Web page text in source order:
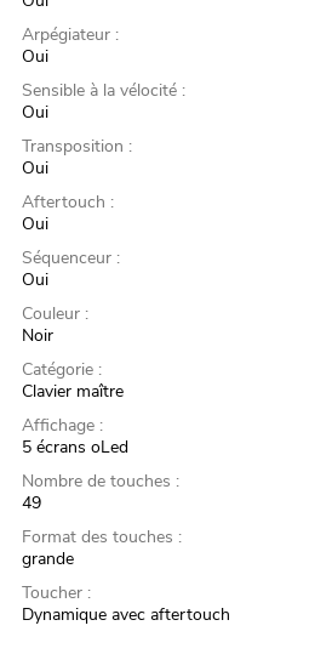
Arpégiateur :
Oui
Sensible à la vélocité :
Oui
Transposition :
Oui
Aftertouch :
Oui
Séquenceur :
Oui
Couleur :
Noir
Catégorie :
Clavier maître
Affichage :
5 écrans oLed
Nombre de touches :
49
Format des touches :
grande
Toucher :
Dynamique avec aftertouch